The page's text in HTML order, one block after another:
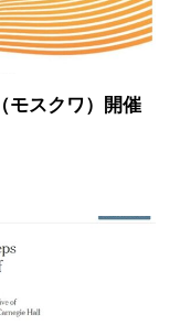
モスクワ）開催